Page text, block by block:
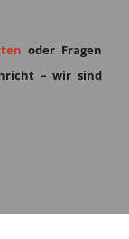
oder Fragen
– wir sind